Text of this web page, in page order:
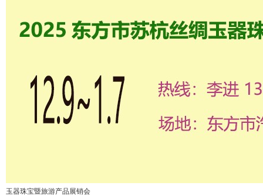
玉器珠宝暨旅游产品展销会